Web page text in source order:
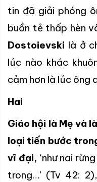
tin đã giải phóng
buồn tẻ thấp hèn
Dostoievski là ở
lúc nào khác
cảm hơn là lúc ông
Hai
Giáo hội là Mẹ và
loại tiến bước
vĩ đại, ‘như nai
trong…’ (Tv 42: